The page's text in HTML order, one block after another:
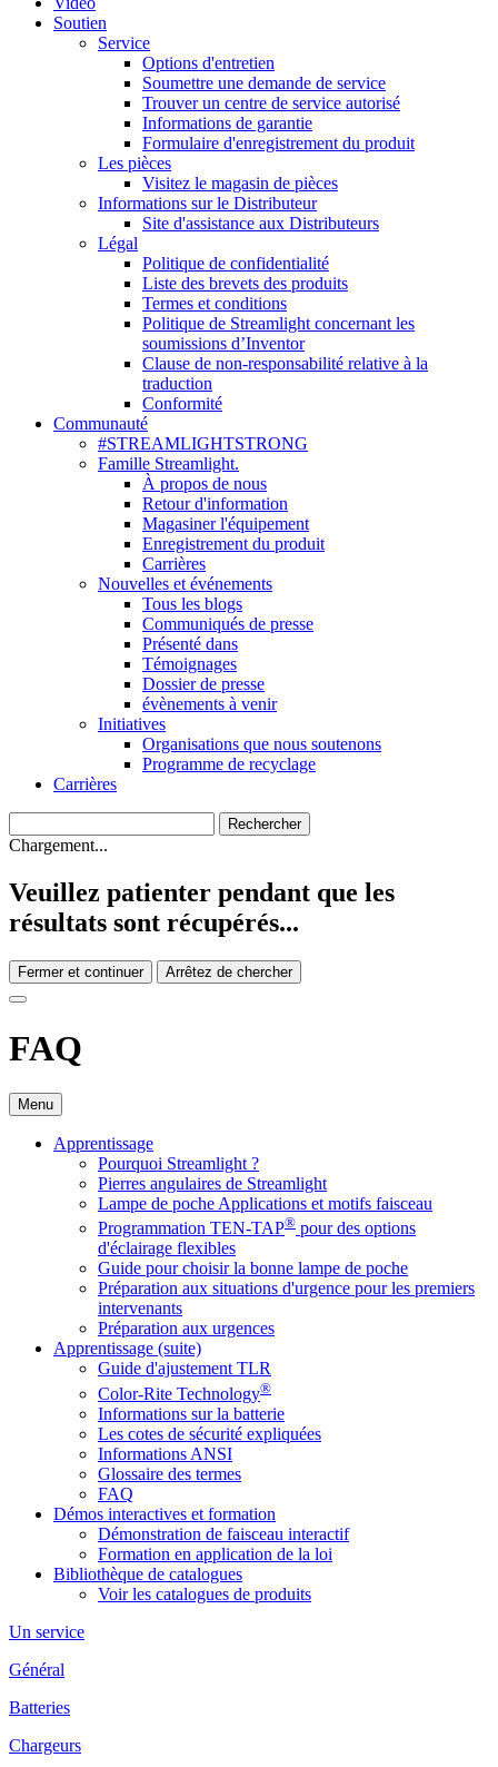
Soutien
Service
Options d'entretien
Soumettre une demande de service
Trouver un centre de service autorisé
Informations de garantie
Formulaire d'enregistrement du produit
Les pièces
Visitez le magasin de pièces
Informations sur le Distributeur
Site d'assistance aux Distributeurs
Légal
Politique de confidentialité
Liste des brevets des produits
Termes et conditions
Politique de Streamlight concernant les
soumissions d’Inventor
Clause de non-responsabilité relative à la
traduction
Conformité
Communauté
#STREAMLIGHTSTRONG
Famille Streamlight.
À propos de nous
Retour d'information
Magasiner l'équipement
Enregistrement du produit
Carrières
Nouvelles et événements
Tous les blogs
Communiqués de presse
Présenté dans
Témoignages
Dossier de presse
évènements à venir
Initiatives
Organisations que nous soutenons
Programme de recyclage
Carrières
Chargement...
Veuillez patienter pendant que les
résultats sont récupérés...
Fermer et continuer Arrêtez de chercher
FAQ
Menu
Apprentissage
Pourquoi Streamlight ?
Pierres angulaires de Streamlight
Lampe de poche Applications et motifs faisceau
Programmation TEN-TAP® pour des options
d'éclairage flexibles
Guide pour choisir la bonne lampe de poche
Préparation aux situations d'urgence pour les premiers
intervenants
Préparation aux urgences
Apprentissage (suite)
Guide d'ajustement TLR
Color-Rite Technology®
Informations sur la batterie
Les cotes de sécurité expliquées
Informations ANSI
Glossaire des termes
FAQ
Démos interactives et formation
Démonstration de faisceau interactif
Formation en application de la loi
Bibliothèque de catalogues
Voir les catalogues de produits
Un service
Général
Batteries
Chargeurs